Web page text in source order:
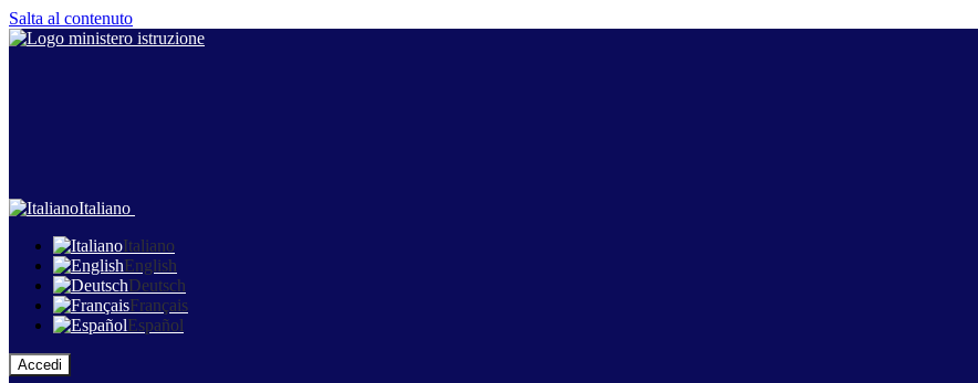
Salta al contenuto
Italiano
Italiano
English
Deutsch
Français
Español
Accedi